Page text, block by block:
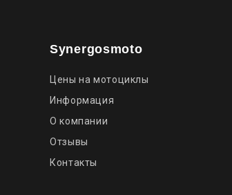
Synergosmoto
Цены на мотоциклы
Информация
О компании
Отзывы
Контакты